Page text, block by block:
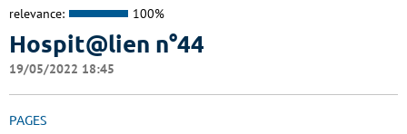
relevance: 100%
Hospit@lien n°44
19/05/2022 18:45
PAGES